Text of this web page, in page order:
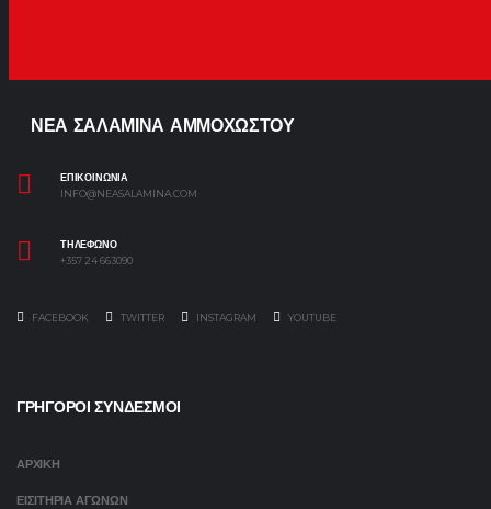
ΝΕΑ ΣΑΛΑΜΙΝΑ ΑΜΜΟΧΩΣΤΟΥ
ΕΠΙΚΟΙΝΩΝΙΑ
INFO@NEASALAMINA.COM
ΤΗΛΕΦΩΝΟ
+357 24 663090
FACEBOOK TWITTER INSTAGRAM YOUTUBE
ΓΡΗΓΟΡΟΙ ΣΥΝΔΕΣΜΟΙ
ΑΡΧΙΚΗ
ΕΙΣΙΤΗΡΙΑ ΑΓΩΝΩΝ